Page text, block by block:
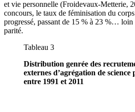
et vie personnelle (Froidevaux-Metterie,
concours, le taux de féminisation du
progressé, passant de 15 % à 23 %… loin
parité.
Tableau 3
Distribution genrée des
externes d’agrégation de
entre 1991 et 2011